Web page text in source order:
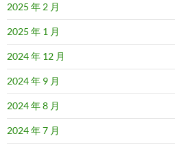
2025 年 2 月
2025 年 1 月
2024 年 12 月
2024 年 9 月
2024 年 8 月
2024 年 7 月